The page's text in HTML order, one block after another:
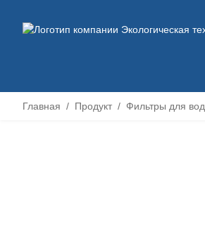
Главная Продукт Фильтры для